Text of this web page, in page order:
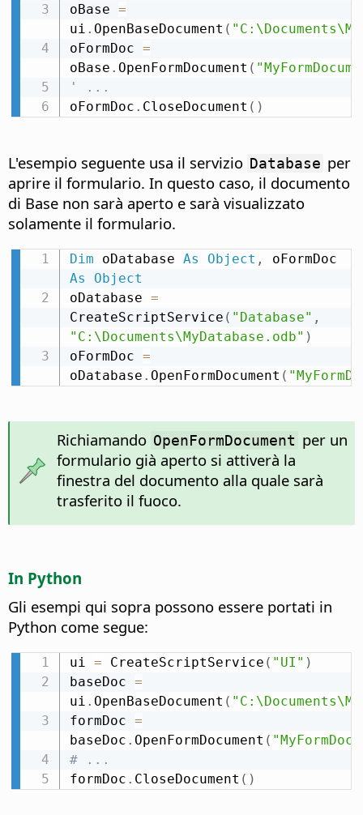
oBase =
ui . OpenBaseDocument (
oFormDoc =
oBase . OpenFormDocument (
' ...
oFormDoc . CloseDocument ( )
L'esempio seguente usa il servizio Database per
aprire il formulario. In questo caso, il documento
di Base non sarà aperto e sarà visualizzato
solamente il formulario.
Dim oDatabase As Object ,
As
Object
oDatabase =
CreateScriptService ( "Database" ,
"C:\Documents\MyDatabase.odb" )
oFormDoc =
oDatabase . OpenFormDocument (
Richiamando OpenFormDocument per un
formulario già aperto si attiverà la
finestra del documento alla quale sarà
trasferito il fuoco.
In Python
Gli esempi qui sopra possono essere portati in
Python come segue:
ui = CreateScriptService ( "UI" )
baseDoc =
ui . OpenBaseDocument (
formDoc =
baseDoc . OpenFormDocument (
# ...
formDoc . CloseDocument ( )